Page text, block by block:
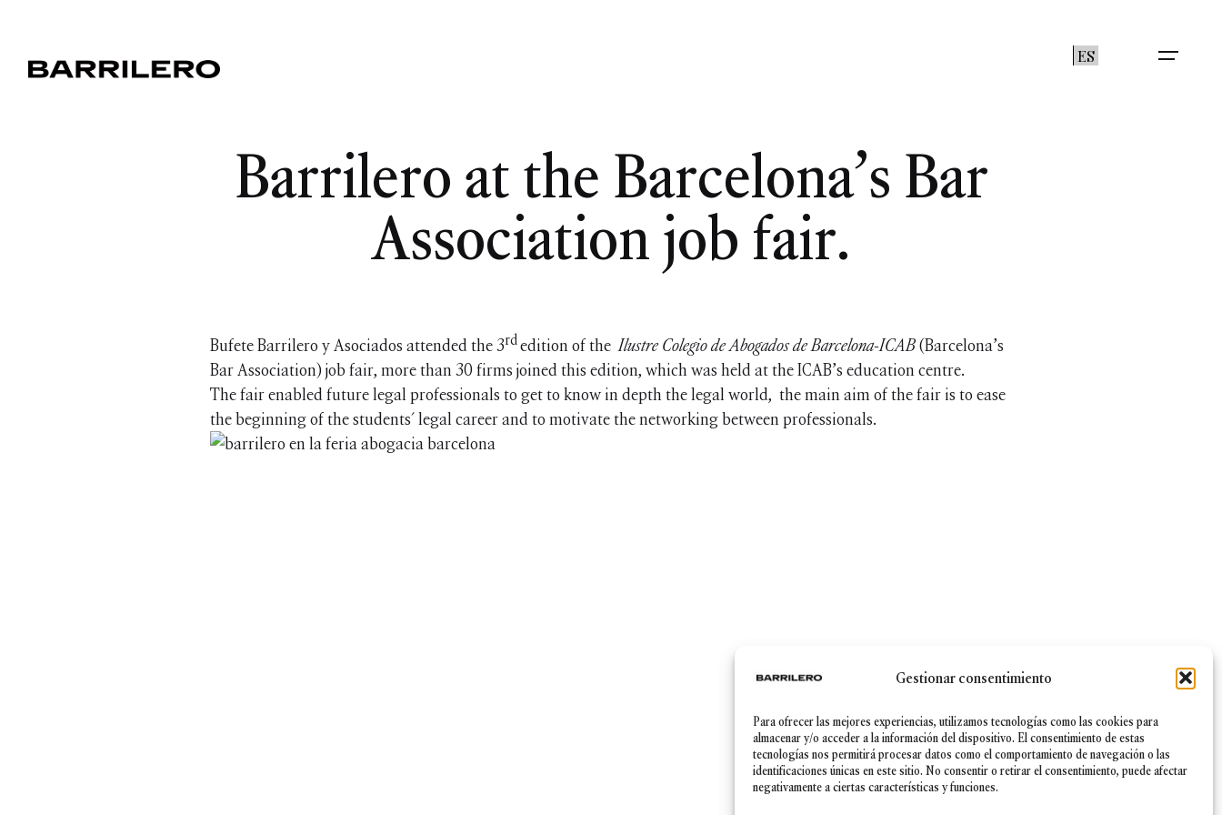
Gestionar consentimiento
Para ofrecer las mejores experiencias, utilizamos tecnologías como las cookies para
almacenar y/o acceder a la información del dispositivo. El consentimiento de estas
tecnologías nos permitirá procesar datos como el comportamiento de navegación o las
identificaciones únicas en este sitio. No consentir o retirar el consentimiento, puede afectar
negativamente a ciertas características y funciones.
ES
Barrilero at the Barcelona’s Bar
Association job fair.
Bufete Barrilero y Asociados attended the 3rdedition of the Ilustre Colegio de Abogados de Barcelona-ICAB(Barcelona’s
Bar Association) job fair, more than 30 firms joined this edition, which was held at the ICAB’s education centre.
The fair enabled future legal professionals to get to know in depth the legal world, the main aim of the fair is to ease
the beginning of the students´ legal career and to motivate the networking between professionals.
Política de cookies|Canal Ético|Política de Seguridad de la información